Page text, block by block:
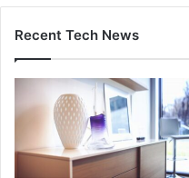
Recent Tech News